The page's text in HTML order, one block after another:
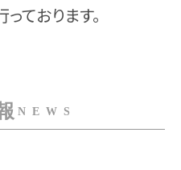
ております。
NEWS